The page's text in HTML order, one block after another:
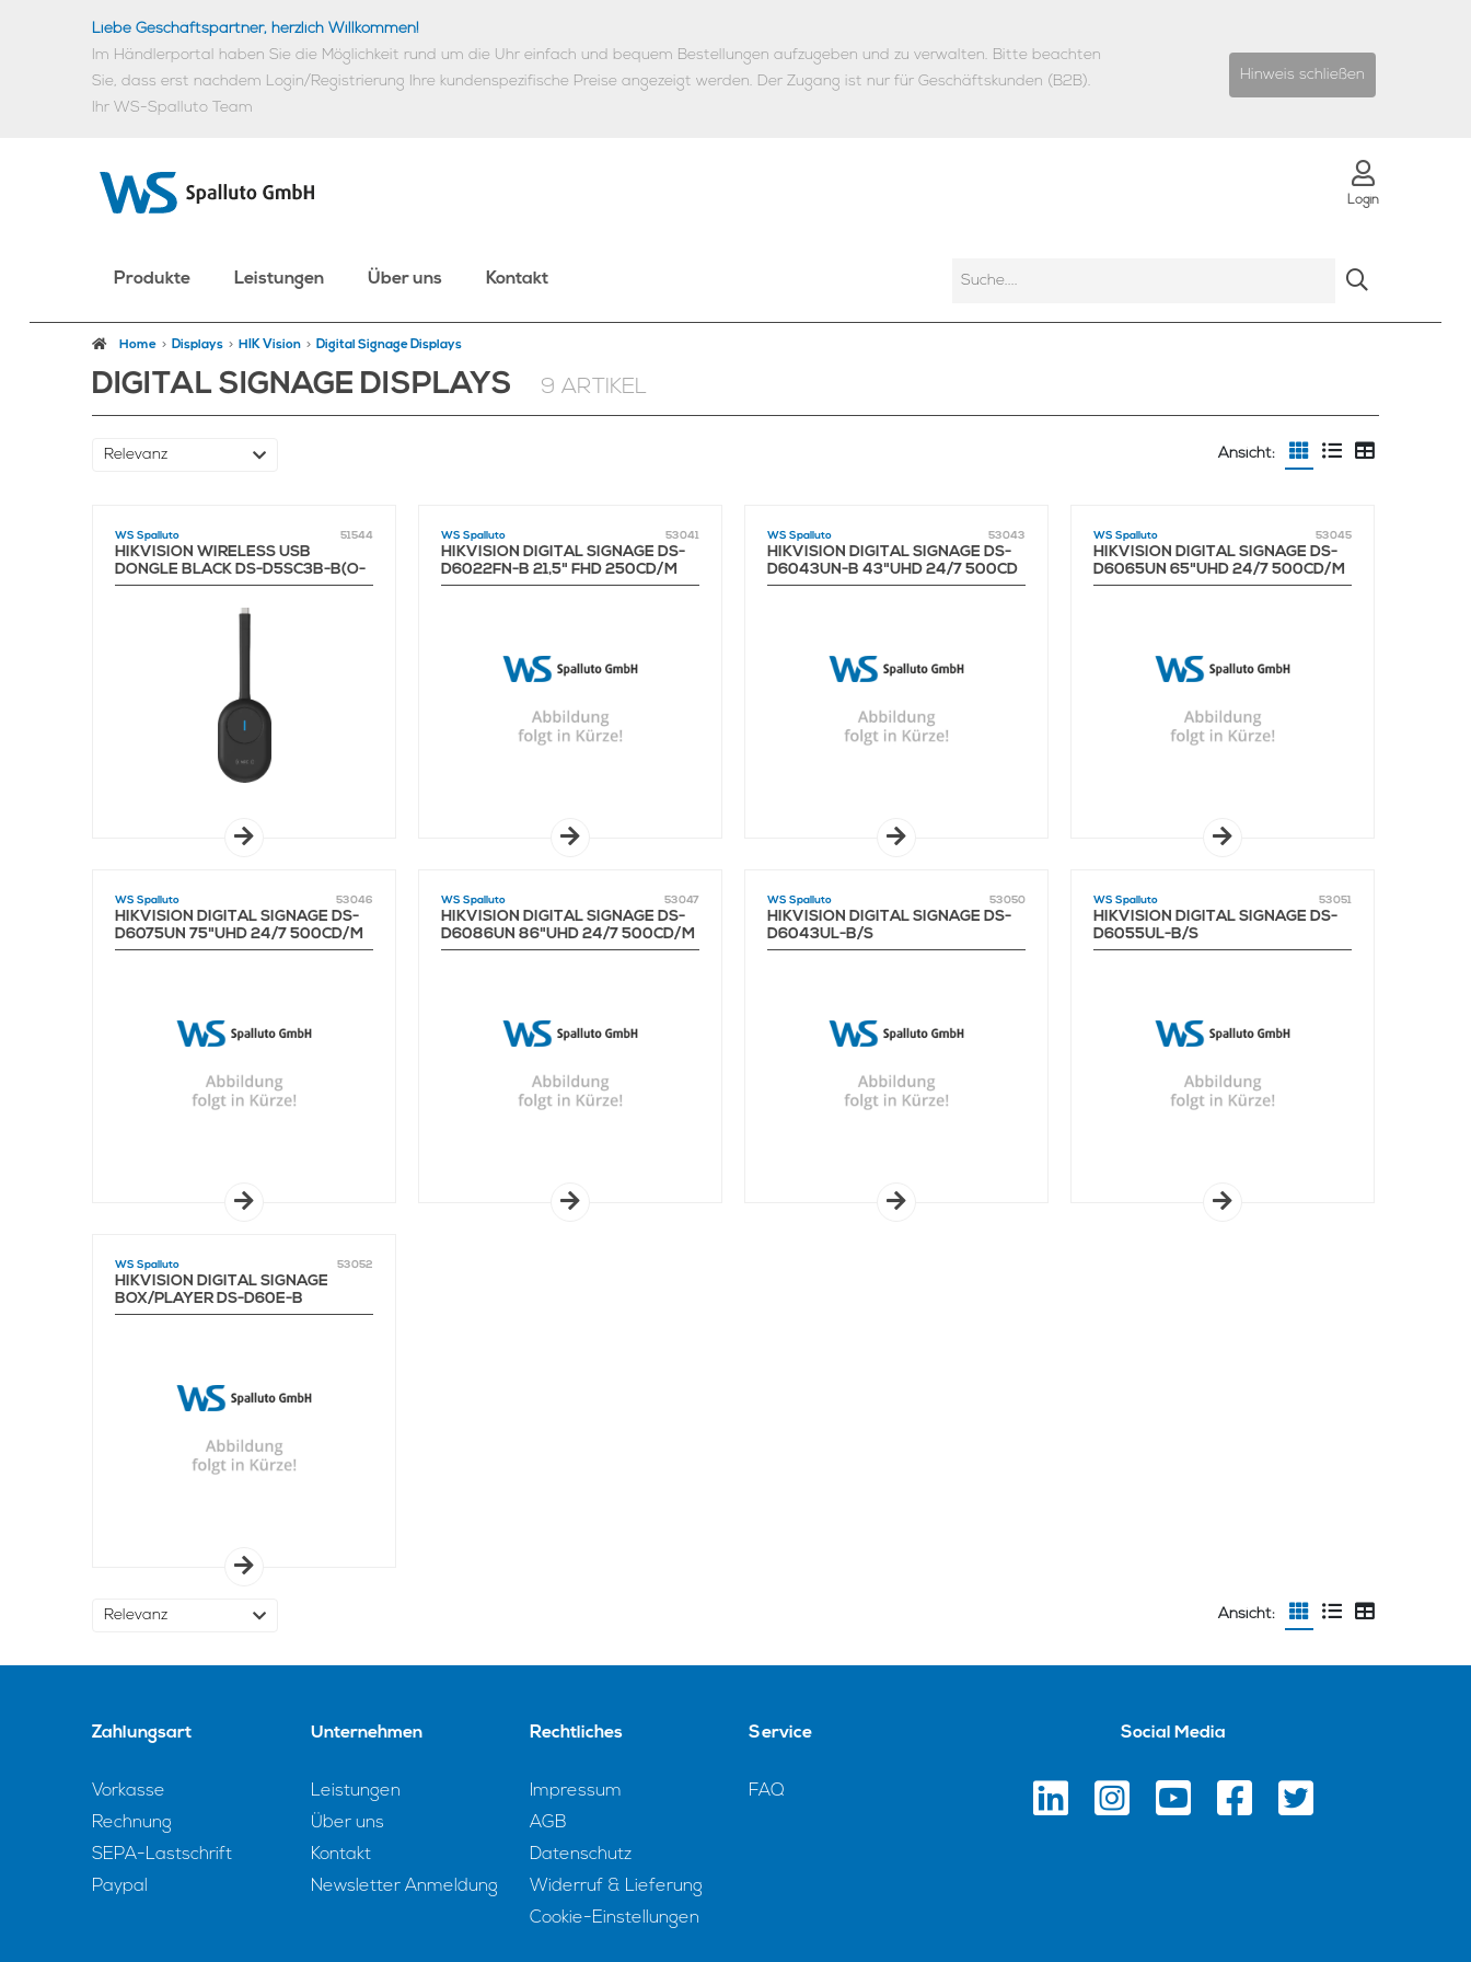
Liebe Geschäftspartner, herzlich Willkommen!
Im Händlerportal haben Sie die Möglichkeit rund um die Uhr einfach und bequem Bestellungen aufzugeben und zu verwalten. Bitte beachten
Sie, dass erst nachdem Login/Registrierung Ihre kundenspezifische Preise angezeigt werden. Der Zugang ist nur für Geschäftskunden (B2B).
Ihr WS-Spalluto Team
Hinweis schließen
Login
Produkte Leistungen Über uns Kontakt
Home Displays HIK Vision Digital Signage Displays
DIGITAL SIGNAGE DISPLAYS 9 ARTIKEL
Ansicht:
WS Spalluto 51544
HIKVISION WIRELESS USB
DONGLE BLACK DS-D5SC3B-B(O-
STD)
WS Spalluto 53041
HIKVISION DIGITAL SIGNAGE DS-
D6022FN-B 21,5" FHD 250CD/M
EOL
WS Spalluto 53043
HIKVISION DIGITAL SIGNAGE DS-
D6043UN-B 43"UHD 24/7 500CD
EOL
WS Spalluto 53045
HIKVISION DIGITAL SIGNAGE DS-
D6065UN 65"UHD 24/7 500CD/M
EOL
WS Spalluto 53046
HIKVISION DIGITAL SIGNAGE DS-
D6075UN 75"UHD 24/7 500CD/M
EOL
WS Spalluto 53047
HIKVISION DIGITAL SIGNAGE DS-
D6086UN 86"UHD 24/7 500CD/M
EOL
WS Spalluto 53050
HIKVISION DIGITAL SIGNAGE DS-
D6043UL-B/S
WS Spalluto 53051
HIKVISION DIGITAL SIGNAGE DS-
D6055UL-B/S
WS Spalluto 53052
HIKVISION DIGITAL SIGNAGE
BOX/PLAYER DS-D60E-B
Ansicht:
Zahlungsart
Vorkasse
Rechnung
SEPA-Lastschrift
Paypal
Unternehmen
Leistungen
Über uns
Kontakt
Newsletter Anmeldung
Rechtliches
Impressum
AGB
Datenschutz
Widerruf & Lieferung
Cookie-Einstellungen
Service
FAQ
Social Media